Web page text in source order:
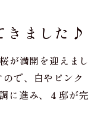
きました♪
満開を迎えまし
で、白やピンク
に進み、４邸が完